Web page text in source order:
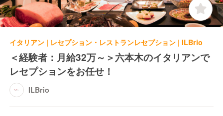
イタリアン | レセプション・レストランレセプション | ILBrio
＜経験者：月給32万～＞六本木のイタリアンで
レセプションをお任せ！
ILBrio